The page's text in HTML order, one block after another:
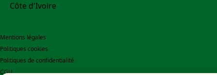
Côte d'Ivoire
Mentions légales
Politiques cookies
Politiques de confidentialité
CGU